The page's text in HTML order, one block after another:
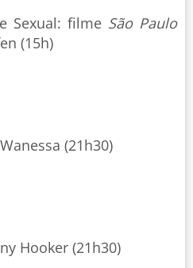
Sexual: filme São Paulo
(15h)
(21h30)
Hooker (21h30)